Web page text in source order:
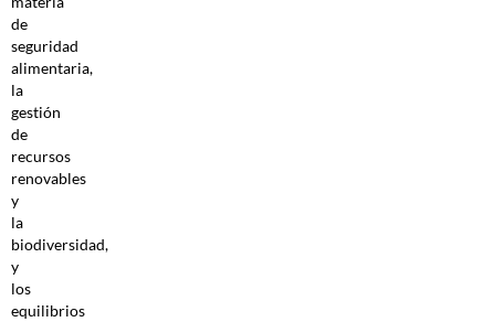
de
seguridad
alimentaria,
la
gestión
de
recursos
renovables
y
la
biodiversidad,
y
los
equilibrios